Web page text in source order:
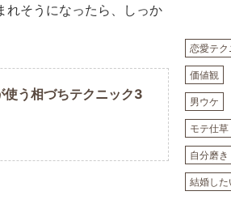
れそうになったら、しっか
う相づちテクニック3
恋愛テク
価値観
男ウケ
モテ仕草
自分磨き
結婚した